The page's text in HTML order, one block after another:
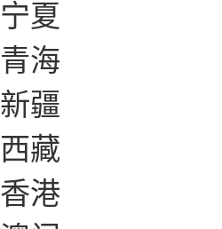
宁夏
青海
新疆
西藏
香港